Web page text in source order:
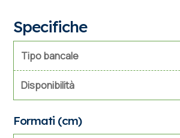
Specifiche
Tipo bancale
Disponibilità
Formati (cm)